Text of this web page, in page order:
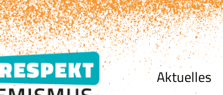
Aktuelles